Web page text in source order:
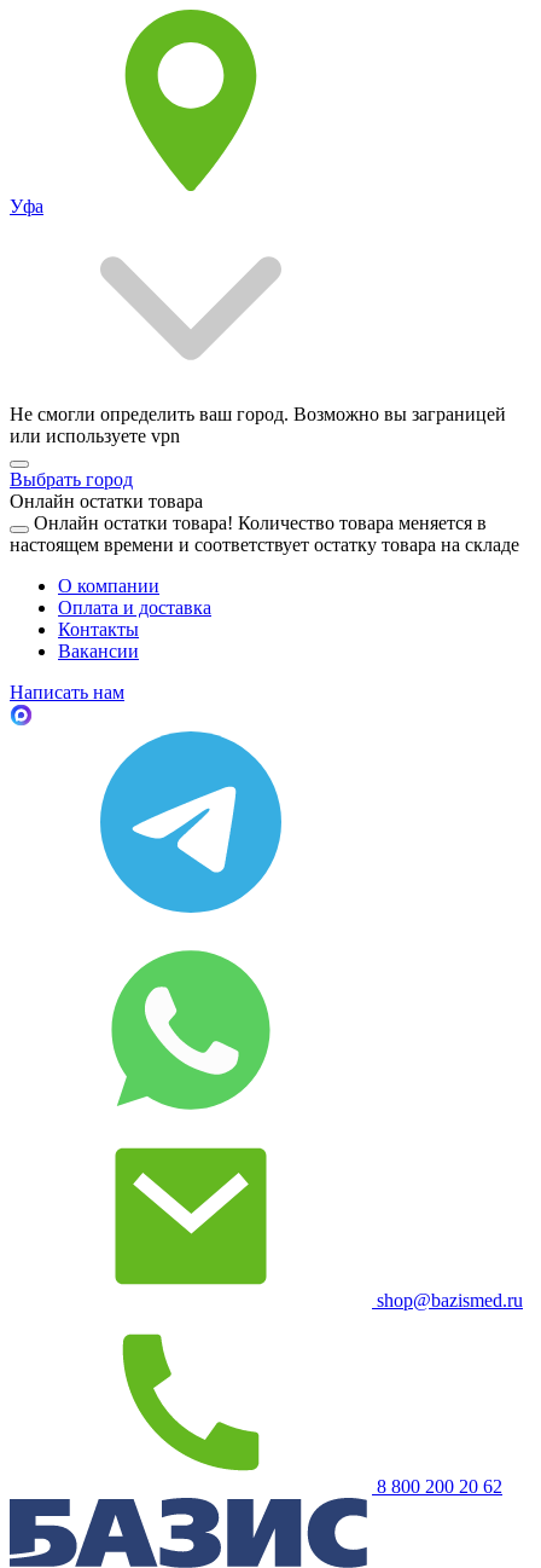
Уфа
Не смогли определить ваш город. Возможно вы заграницей
или используете vpn
Выбрать город
Онлайн остатки товара
Онлайн остатки товара! Количество товара меняется в
настоящем времени и соответствует остатку товара на складе
О компании
Оплата и доставка
Контакты
Вакансии
Написать нам
shop@bazismed.ru
8 800 200 20 62